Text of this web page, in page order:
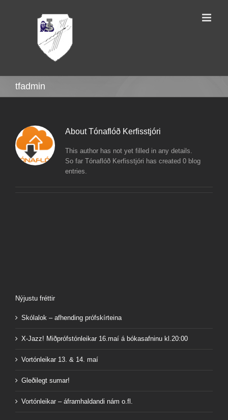
tfadmin
AboutTónaflóð Kerfisstjóri
This author has not yet filled in any details.
So far Tónaflóð Kerfisstjóri has created 0 blog
entries.
Nýjustu fréttir
Skólalok – afhending prófskírteina
X-Jazz! Miðprófstónleikar 16.maí á bókasafninu kl.20:00
Vortónleikar 13. & 14. maí
Gleðilegt sumar!
Vortónleikar – áframhaldandi nám o.fl.